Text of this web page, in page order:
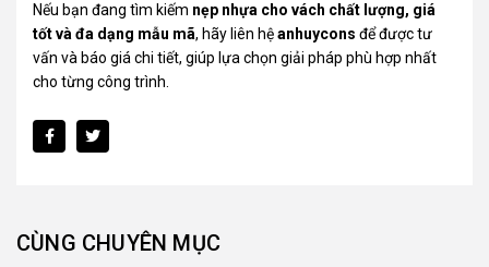
Nếu bạn đang tìm kiếm nẹp nhựa cho vách chất lượng, giá
tốt và đa dạng mẫu mã, hãy liên hệanhuycons để được tư
vấn và báo giá chi tiết, giúp lựa chọn giải pháp phù hợp nhất
cho từng công trình.
CÙNG CHUYÊN MỤC